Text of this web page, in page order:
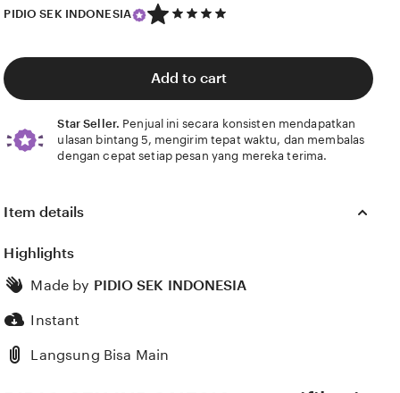
PIDIO SEK INDONESIA
5
out
5
stars
Add to cart
Star Seller. Penjual ini secara konsisten mendapatkan
ulasan bintang 5, mengirim tepat waktu, dan membalas
dengan cepat setiap pesan yang mereka terima.
Item details
Highlights
Made by PIDIO SEK INDONESIA
Instant
Langsung Bisa Main